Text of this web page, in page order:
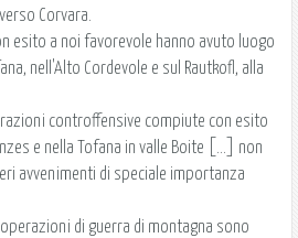
Corvara.
esito a noi favorevole hanno avuto luogo
nell'Alto Cordevole e sul Rautkofl, alla
controffensive compiute con esito
e nella Tofana in valle Boite [...] non
avvenimenti di speciale importanza
di guerra di montagna sono